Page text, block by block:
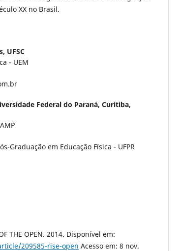
XX no Brasil.
UFSC
- UEM
Federal do Paraná, Curitiba,
Graduação em Educação Física - UFPR
THE OPEN. 2014. Disponível em:
209585-rise-open Acesso em: 8 nov.